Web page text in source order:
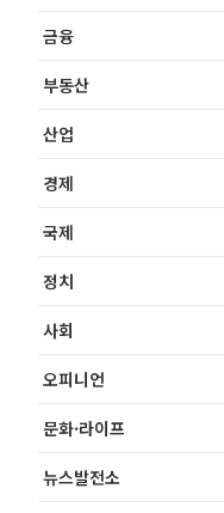
금융
부동산
산업
경제
국제
정치
사회
오피니언
문화·라이프
뉴스발전소